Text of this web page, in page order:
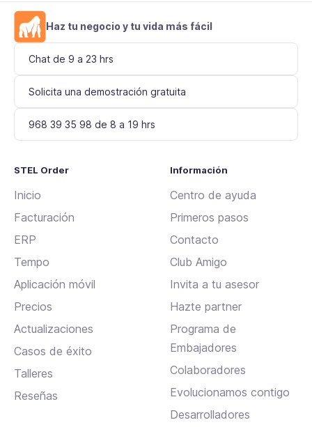
Haz tu negocio y tu vida más fácil
Chat de 9 a 23 hrs
Solicita una demostración gratuita
968 39 35 98 de 8 a 19 hrs
STEL Order
Inicio
Facturación
ERP
Tempo
Aplicación móvil
Precios
Actualizaciones
Casos de éxito
Talleres
Reseñas
Información
Centro de ayuda
Primeros pasos
Contacto
Club Amigo
Invita a tu asesor
Hazte partner
Programa de
Embajadores
Colaboradores
Evolucionamos contigo
Desarrolladores